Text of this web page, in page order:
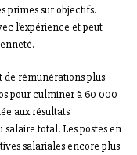
primes sur objectifs.
l’expérience et peut
de rémunérations plus
pour culminer à 60 000
aux résultats
total. Les postes en
salariales encore plus